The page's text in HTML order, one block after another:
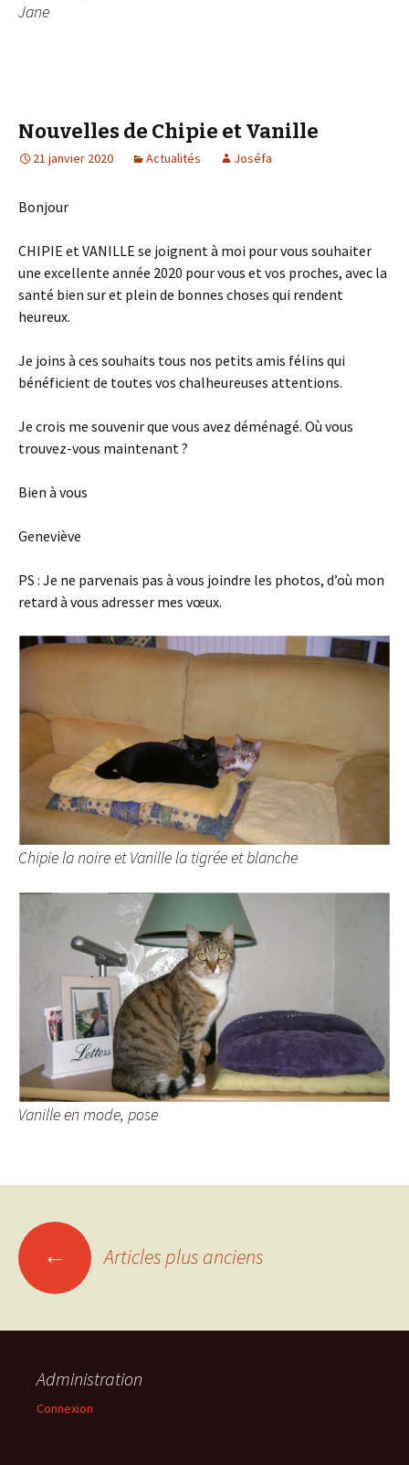
Jane
Nouvelles de Chipie et Vanille
21 janvier 2020 Actualités Joséfa
Bonjour
CHIPIE et VANILLE se joignent à moi pour vous souhaiter
une excellente année 2020 pour vous et vos proches, avec la
santé bien sur et plein de bonnes choses qui rendent
heureux.
Je joins à ces souhaits tous nos petits amis félins qui
bénéficient de toutes vos chalheureuses attentions.
Je crois me souvenir que vous avez déménagé. Où vous
trouvez-vous maintenant ?
Bien à vous
Geneviève
PS : Je ne parvenais pas à vous joindre les photos, d’où mon
retard à vous adresser mes vœux.
Chipie la noire et Vanille la tigrée et blanche
Vanille en mode, pose
Navigation
des
articles
← Articles plus anciens
Administration
Connexion